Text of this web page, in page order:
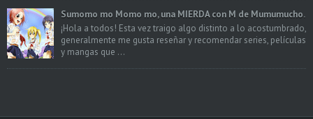
Sumomo mo Momo mo, una MIERDA con M de Mumumucho.
¡Hola a todos! Esta vez traigo algo distinto a lo acostumbrado,
generalmente me gusta reseñar y recomendar series, películas
y mangas que ...